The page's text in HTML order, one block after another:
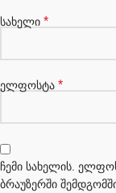
სახელი *
ელფოსტა *
ჩემი სახელის.
ბრაუზერში